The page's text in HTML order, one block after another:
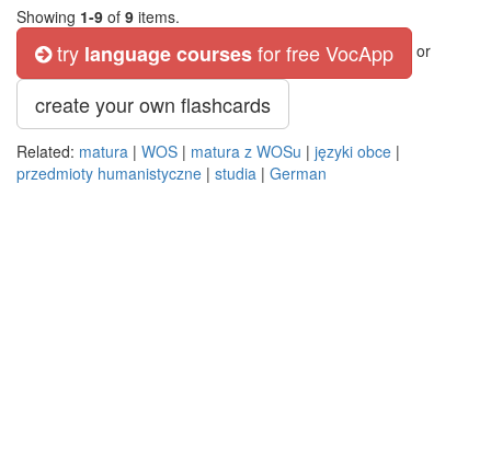
Showing 1-9 of 9 items.
try language coursesfor free VocApp or
create your own flashcards
Related: matura | WOS | matura z WOSu | języki obce |
przedmioty humanistyczne | studia | German